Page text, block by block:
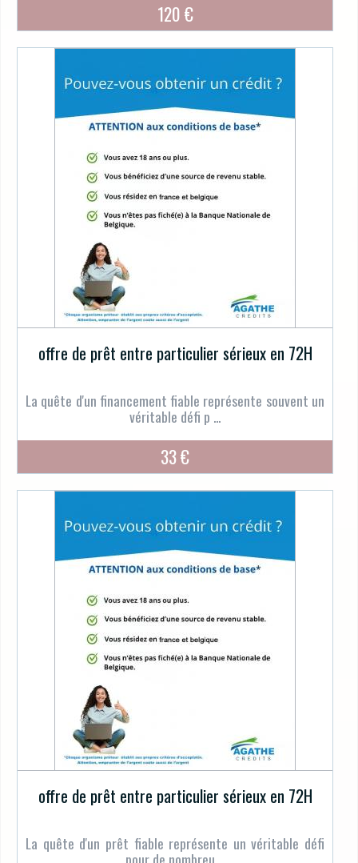
120 €
offre de prêt entre particulier sérieux en 72H
La quête d'un financement fiable représente souvent un
véritable défi p ...
33 €
offre de prêt entre particulier sérieux en 72H
La quête d'un prêt fiable représente un véritable défi